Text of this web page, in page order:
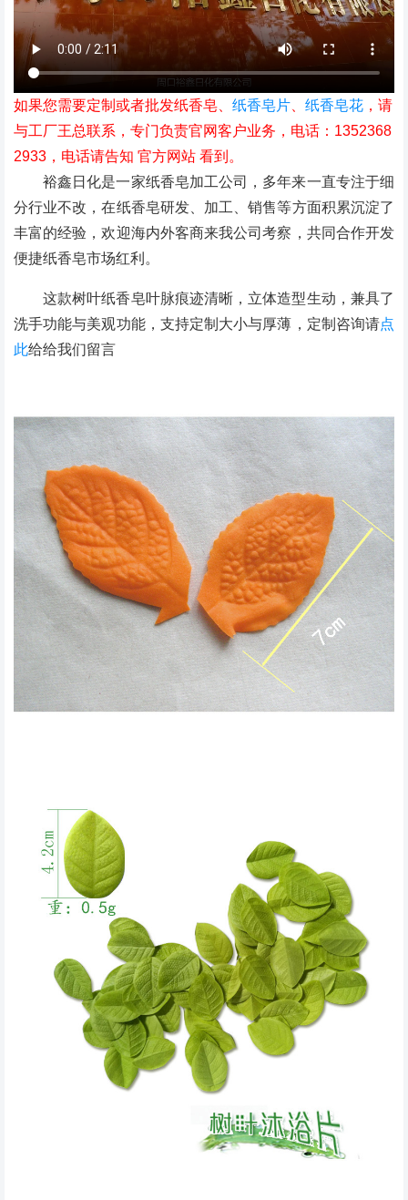
如果您需要定制或者批发纸香皂、 纸香皂片 纸香皂花 ，请
与工厂王总联系，专门负责官网客户业务，电话：1352368
2933，电话请告知 官方网站 看到。
裕鑫日化是一家纸香皂加工公司，多年来一直专注于细
分行业不改，在纸香皂研发、加工、销售等方面积累沉淀了
丰富的经验，欢迎海内外客商来我公司考察，共同合作开发
便捷纸香皂市场红利。
这款树叶纸香皂叶脉痕迹清晰，立体造型生动，兼具了
洗手功能与美观功能，支持定制大小与厚薄，定制咨询请点
此给给我们留言